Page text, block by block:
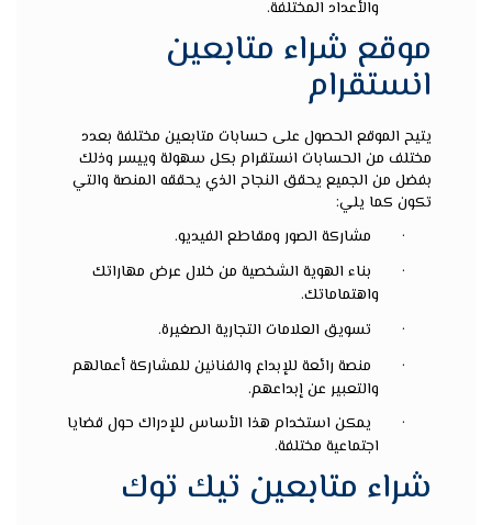
والأعداد المختلفة.
موقع شراء متابعين
انستقرام
يتيح الموقع الحصول على حسابات متابعين مختلفة بعدد
مختلف من الحسابات انستقرام بكل سهولة وييسر وذلك
بفضل من الجميع يحقق النجاح الذي يحققه المنصة والتي
تكون كما يلي:
·
مشاركة الصور ومقاطع الفيديو.
·
بناء الهوية الشخصية من خلال عرض مهاراتك
واهتماماتك.
·
تسويق العلامات التجارية الصغيرة.
·
منصة رائعة للإبداع والفنانين للمشاركة أعمالهم
والتعبير عن إبداعهم.
·
يمكن استخدام هذا الأساس للإدراك حول قضايا
اجتماعية مختلفة.
شراء متابعين تيك توك